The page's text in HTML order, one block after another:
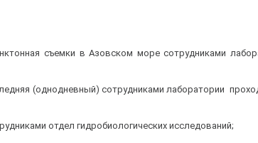
съемки в Азовском море сотрудниками
(однодневный) сотрудниками лаборатории
отдел гидробиологических исследований;